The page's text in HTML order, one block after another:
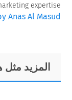
expertise.
Anas Al Masud
Primary
Sidebar
Footer
المزيد مثل